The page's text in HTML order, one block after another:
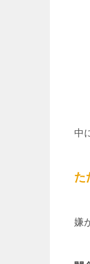
中
た
嫌